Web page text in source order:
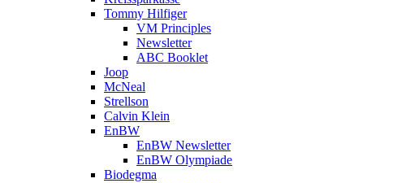
Tommy Hilfiger
VM Principles
Newsletter
ABC Booklet
Joop
McNeal
Strellson
Calvin Klein
EnBW
EnBW Newsletter
EnBW Olympiade
Biodegma